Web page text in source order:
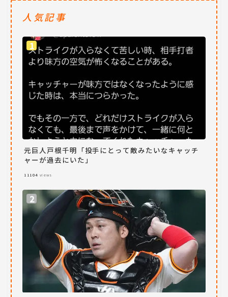
人気記事
元巨人戸根千明「投手にとって敵みたいなキャッチ
ャーが過去にいた」
11104 views